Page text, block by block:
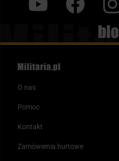
Blog
O nas
Pomoc
Kontakt
Zamówienia hurtowe